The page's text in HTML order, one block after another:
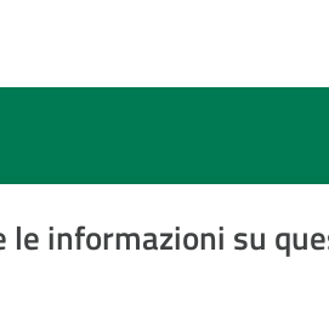
le informazioni su